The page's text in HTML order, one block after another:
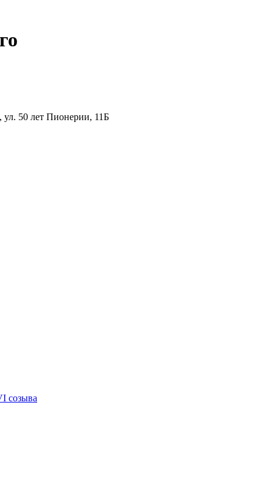
50 лет Пионерии, 11Б
созыва